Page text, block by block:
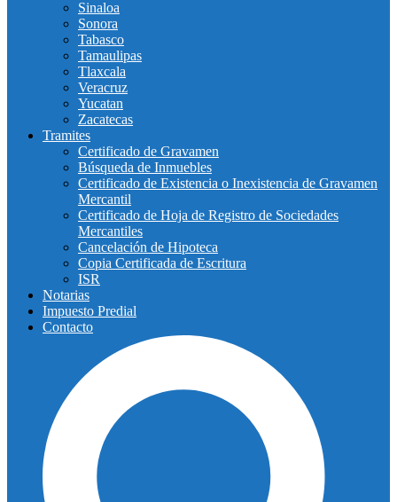
Sinaloa
Sonora
Tabasco
Tamaulipas
Tlaxcala
Veracruz
Yucatan
Zacatecas
Tramites
Certificado de Gravamen
Búsqueda de Inmuebles
Certificado de Existencia o Inexistencia de Gravamen
Mercantil
Certificado de Hoja de Registro de Sociedades
Mercantiles
Cancelación de Hipoteca
Copia Certificada de Escritura
ISR
Notarias
Impuesto Predial
Contacto